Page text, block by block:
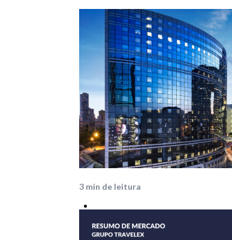
3 min de leitura